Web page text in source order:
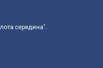
середина".